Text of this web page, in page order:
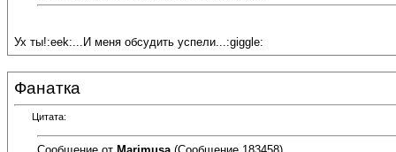
Ух ты!:eek:...И меня обсудить успели...:giggle:
Фанатка
Цитата: